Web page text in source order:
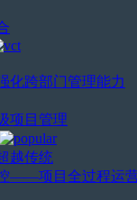
跨部门管理能力
项目管理
越传统
——项目全过程运